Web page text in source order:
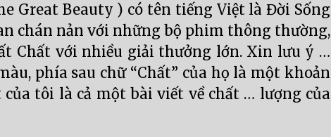
Great Beauty ) có tên tiếng Việt là Đời Sống
chán nản với những bộ phim thông thường,
Chất với nhiều giải thưởng lớn. Xin lưu ý …
phía sau chữ “Chất” của họ là một khoản
của tôi là cả một bài viết về chất … lượng của